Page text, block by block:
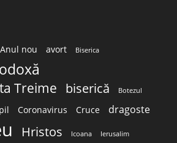
Anul nou avort Biserica
Treime biserică Botezul
Coronavirus Cruce dragoste
Hristos Icoana Ierusalim